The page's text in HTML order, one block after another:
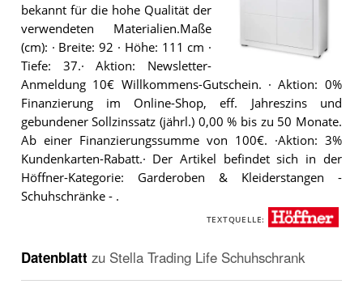
Stella
Trading
Schuhschrank.
bekannt für die hohe Qualität der
verwendeten Materialien.Maße
(cm): · Breite: 92 · Höhe: 111 cm ·
Tiefe: 37.· Aktion: Newsletter-
Anmeldung 10€ Willkommens-Gutschein. · Aktion: 0%
Finanzierung im Online-Shop, eff. Jahreszins und
gebundener Sollzinssatz (jährl.) 0,00 % bis zu 50 Monate.
Ab einer Finanzierungssumme von 100€. ·Aktion: 3%
Kundenkarten-Rabatt.· Der Artikel befindet sich in der
Höffner-Kategorie: Garderoben & Kleiderstangen -
Schuhschränke - .
TEXTQUELLE:
Datenblatt zu Stella Trading Life Schuhschrank